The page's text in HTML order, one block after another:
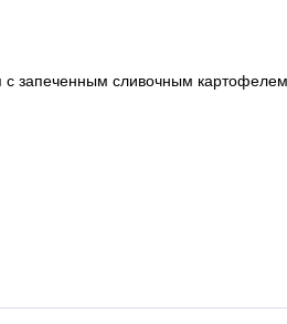
с запеченным сливочным